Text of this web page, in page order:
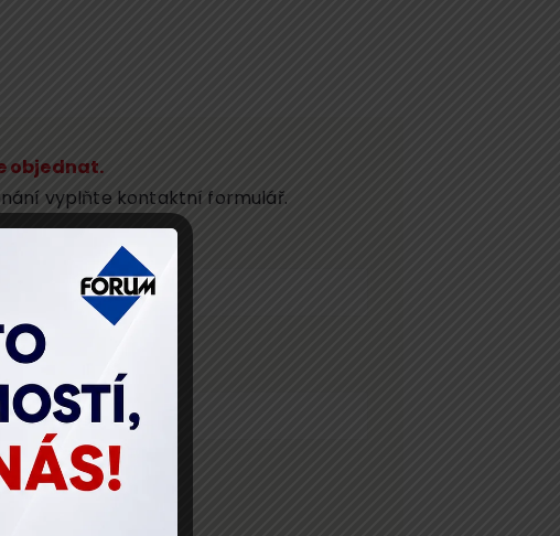
objednat.
vyplňte kontaktní formulář.
Příjmení
Telefon
s GDPR.